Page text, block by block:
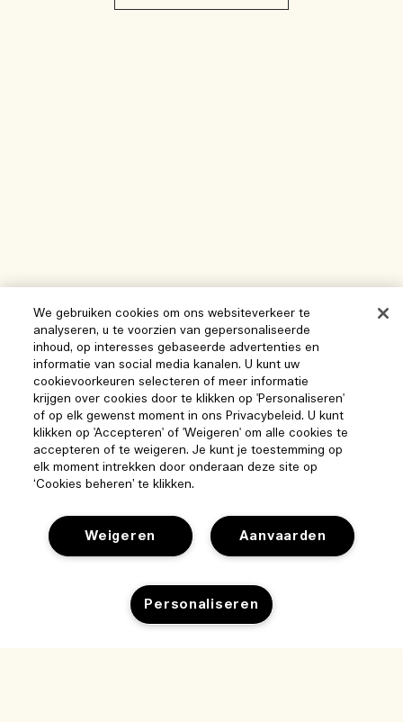
We gebruiken cookies om ons websiteverkeer te
analyseren, u te voorzien van gepersonaliseerde
inhoud, op interesses gebaseerde advertenties en
informatie van social media kanalen. U kunt uw
cookievoorkeuren selecteren of meer informatie
krijgen over cookies door te klikken op 'Personaliseren'
of op elk gewenst moment in ons Privacybeleid. U kunt
klikken op 'Accepteren' of 'Weigeren' om alle cookies te
accepteren of te weigeren. Je kunt je toestemming op
elk moment intrekken door onderaan deze site op
‘Cookies beheren’ te klikken.
Aanvaarden
Weigeren
Personaliseren